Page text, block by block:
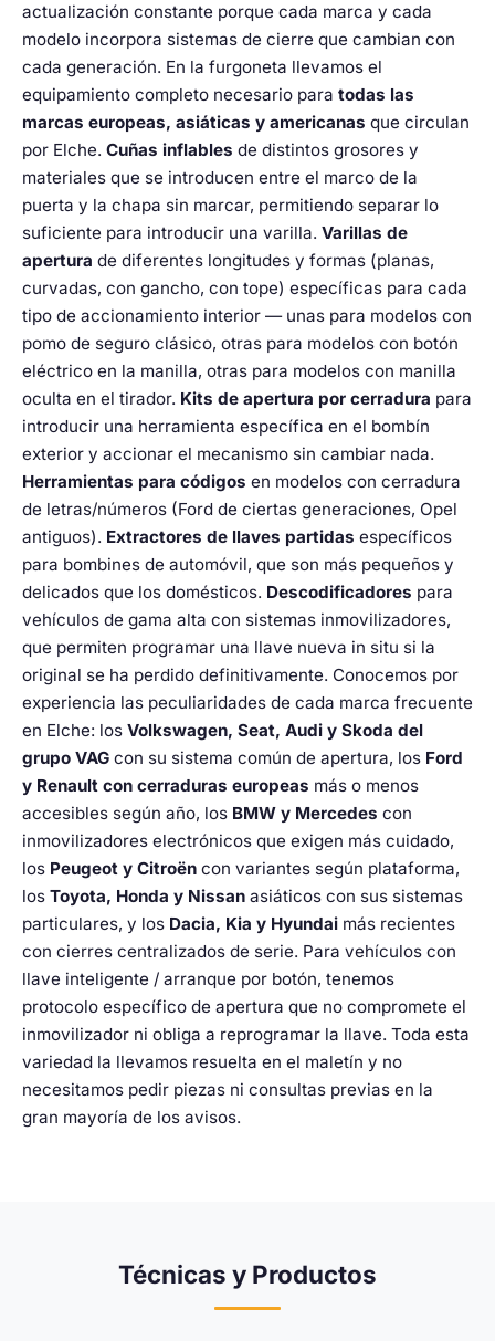
actualización constante porque cada marca y cada
modelo incorpora sistemas de cierre que cambian con
cada generación. En la furgoneta llevamos el
equipamiento completo necesario para todas las
marcas europeas, asiáticas y americanas que circulan
por Elche. Cuñas inflables de distintos grosores y
materiales que se introducen entre el marco de la
puerta y la chapa sin marcar, permitiendo separar lo
suficiente para introducir una varilla. Varillas de
apertura de diferentes longitudes y formas (planas,
curvadas, con gancho, con tope) específicas para cada
tipo de accionamiento interior — unas para modelos con
pomo de seguro clásico, otras para modelos con botón
eléctrico en la manilla, otras para modelos con manilla
oculta en el tirador. Kits de apertura por cerradura para
introducir una herramienta específica en el bombín
exterior y accionar el mecanismo sin cambiar nada.
Herramientas para códigos en modelos con cerradura
de letras/números (Ford de ciertas generaciones, Opel
antiguos). Extractores de llaves partidas específicos
para bombines de automóvil, que son más pequeños y
delicados que los domésticos. Descodificadores para
vehículos de gama alta con sistemas inmovilizadores,
que permiten programar una llave nueva in situ si la
original se ha perdido definitivamente. Conocemos por
experiencia las peculiaridades de cada marca frecuente
en Elche: los Volkswagen, Seat, Audi y Skoda del
grupo VAG con su sistema común de apertura, los Ford
y Renault con cerraduras europeas más o menos
accesibles según año, los BMW y Mercedes con
inmovilizadores electrónicos que exigen más cuidado,
los Peugeot y Citroën con variantes según plataforma,
los Toyota, Honda y Nissan asiáticos con sus sistemas
particulares, y los Dacia, Kia y Hyundai más recientes
con cierres centralizados de serie. Para vehículos con
llave inteligente / arranque por botón, tenemos
protocolo específico de apertura que no compromete el
inmovilizador ni obliga a reprogramar la llave. Toda esta
variedad la llevamos resuelta en el maletín y no
necesitamos pedir piezas ni consultas previas en la
gran mayoría de los avisos.
Técnicas y Productos